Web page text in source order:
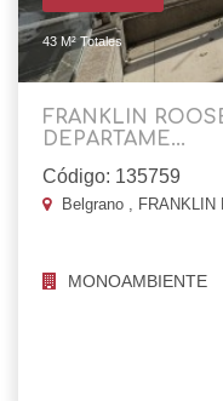
43 M² Totales
FRANKLIN
DEPARTAME...
Código: 135759
Belgrano , FRANKLIN
MONOAMBIENTE